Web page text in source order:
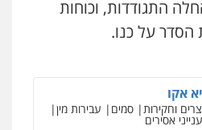
שעירה – משרד עורכי דין
צבאי נזיקין
גונן
חמור תעבורה צבא מעצרים
התגודדות, וכוחות
על כנו.
וחקירות צווארון לבן פשיעה
אקו
וחקירות סמים עבירות מין
אסירים
דין שירותים מקצועיים לעורכי